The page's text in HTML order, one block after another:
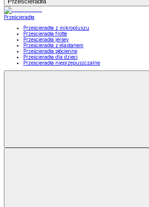
Prześcieradła
Prześcieradła z mikropluszu
Prześcieradła frotte
Prześcieradła jersey
Prześcieradła z elastanem
Prześcieradła płócienne
Prześcieradła dla dzieci
Prześcieradła nieprzepuszczalne